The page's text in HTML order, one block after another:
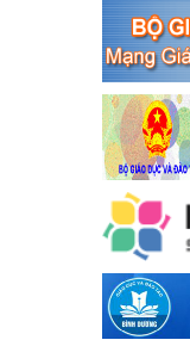
phạm, vi phạm pháp
bạc và đánh bạc
Ngày ban hành: 04/
Kế hoạch Tổ chức
Cát Lần thứ VIII,
Kế hoạch Tổ chức
Lần thứ VIII, năm
Ngày ban hành: 28/
Phối hợp rà soát
Phối hợp rà soát
Ngày ban hành: 22/